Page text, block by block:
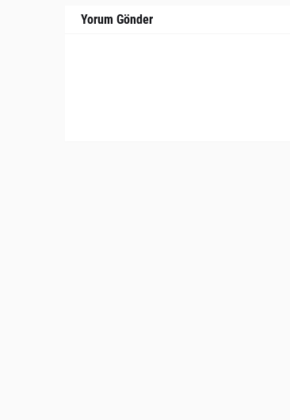
Yorum Gönder